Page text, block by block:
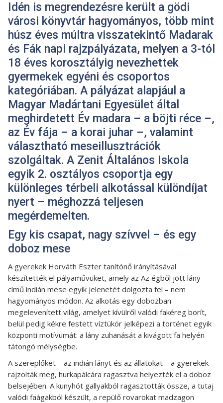
Idén is megrendezésre került a gödi
városi könyvtár hagyományos, több mint
húsz éves múltra visszatekintő Madarak
és Fák napi rajzpályázata, melyen a 3-tól
18 éves korosztályig nevezhettek
gyermekek egyéni és csoportos
kategóriában. A pályázat alapjául a
Magyar Madártani Egyesület által
meghirdetett Év madara – a böjti réce –,
az Év fája – a korai juhar –, valamint
választható meseillusztrációk
szolgáltak. A Zenit Általános Iskola
egyik 2. osztályos csoportja egy
különleges térbeli alkotással különdíjat
nyert – méghozzá teljesen
megérdemelten.
Egy kis csapat, nagy szívvel – és egy
doboz mese
A gyerekek Horváth Eszter tanítónő irányításával
készítették el pályaművüket, amely az Az égből jött lány
című indián mese egyik jelenetét dolgozta fel – nem
hagyományos módon. Az alkotás egy dobozban
megelevenített világ, amelyet kívülről valódi fakéreg borít,
belül pedig kékre festett víztükör jelképezi a történet egyik
központi motívumát: a lány zuhanását a kivágott fa helyén
tátongó mélységbe.
A szereplőket – az indián lányt és az állatokat – a gyerekek
rajzolták meg, hurkapálcára ragasztva helyezték el a doboz
belsejében. A kunyhót gallyakból ragasztották össze, a tutaj
valódi faágakból készült, a repülő rovarokat madzagon